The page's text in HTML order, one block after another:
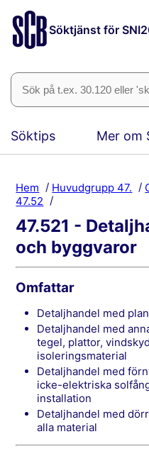
Söktjänst för
Söktips Mer om
Hem Huvudgrupp 47.
47.52
47.521 -
och byggvaror
Omfattar
detaljhandel med
detaljhandel med annan byggnadsmaterial, t.ex.
tegel, plattor,
isoleringsmaterial
detaljhandel med förnybara energimaterial, t.ex.
icke-elektriska
installation
detaljhandel med dörrar och fönster och luckor av
alla material